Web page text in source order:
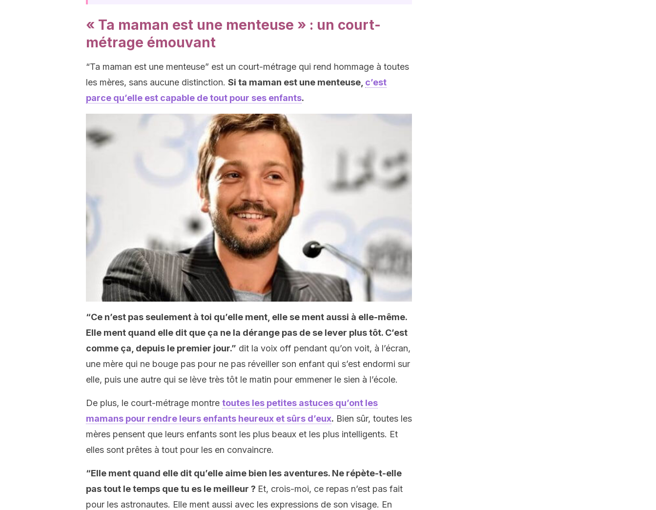
« Ta maman est une menteuse » : un court-
métrage émouvant
“Ta maman est une menteuse” est un court-métrage qui rend hommage à toutes
les mères, sans aucune distinction. Si ta maman est une menteuse, c’est
parce qu’elle est capable de tout pour ses enfants.
“Ce n’est pas seulement à toi qu’elle ment, elle se ment aussi à elle-même.
Elle ment quand elle dit que ça ne la dérange pas de se lever plus tôt. C’est
comme ça, depuis le premier jour.” dit la voix off pendant qu’on voit, à l’écran,
une mère qui ne bouge pas pour ne pas réveiller son enfant qui s’est endormi sur
elle, puis une autre qui se lève très tôt le matin pour emmener le sien à l’école.
De plus, le court-métrage montre toutes les petites astuces qu’ont les
mamans pour rendre leurs enfants heureux et sûrs d’eux. Bien sûr, toutes les
mères pensent que leurs enfants sont les plus beaux et les plus intelligents. Et
elles sont prêtes à tout pour les en convaincre.
“Elle ment quand elle dit qu’elle aime bien les aventures. Ne répète-t-elle
pas tout le temps que tu es le meilleur ? Et, crois-moi, ce repas n’est pas fait
pour les astronautes. Elle ment aussi avec les expressions de son visage. En